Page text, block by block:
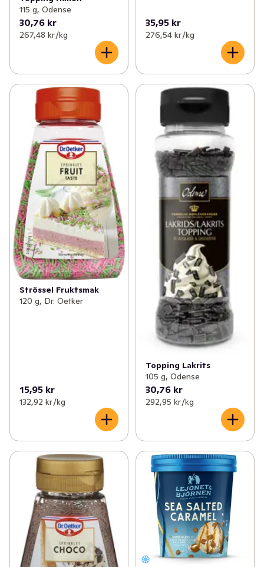
115 g, Odense
30,76 kr
267,48 kr /kg
35,95 kr
276,54 kr /kg
Strössel Fruktsmak
120 g, Dr. Oetker
15,95 kr
132,92 kr /kg
Topping Lakrits
105 g, Odense
30,76 kr
292,95 kr /kg